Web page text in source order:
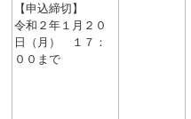
【申込締切】
令和２年１月２０
日（月） １７：
００まで